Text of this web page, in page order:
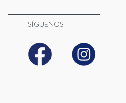
SÍGUENOS